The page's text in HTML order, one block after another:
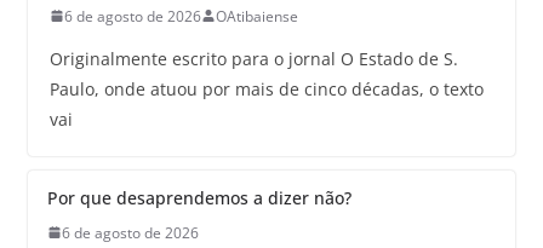
6 de agosto de 2026 OAtibaiense
Originalmente escrito para o jornal O Estado de S.
Paulo, onde atuou por mais de cinco décadas, o texto
vai
Por que desaprendemos a dizer não?
6 de agosto de 2026